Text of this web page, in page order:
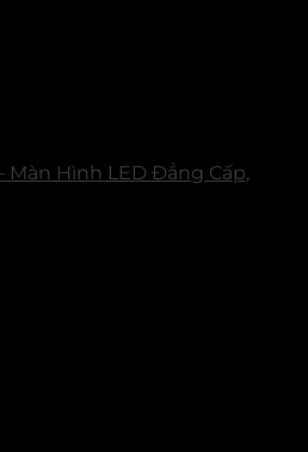
Màn Hình LED Đẳng Cấp,